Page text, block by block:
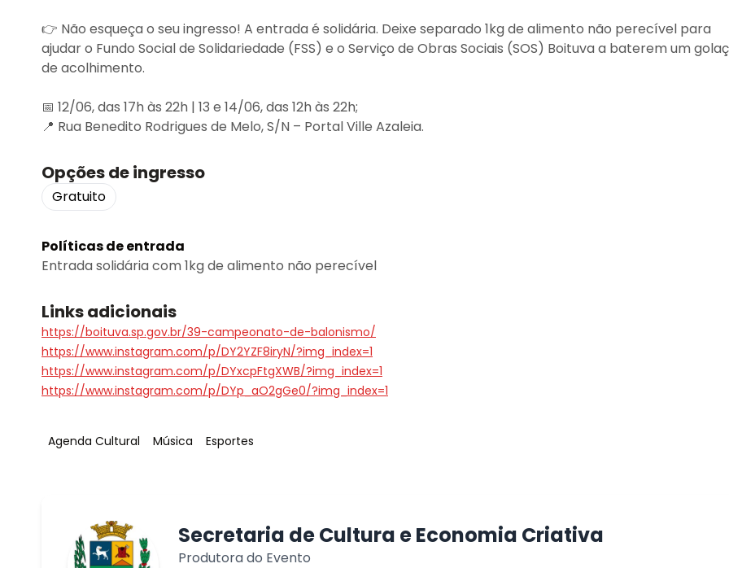
👉 Não esqueça o seu ingresso! A entrada é solidária. Deixe separado 1kg de alimento não perecível para
ajudar o Fundo Social de Solidariedade (FSS) e o Serviço de Obras Sociais (SOS) Boituva a baterem um
de acolhimento.
📅 12/06, das 17h às 22h | 13 e 14/06, das 12h às 22h;
📍 Rua Benedito Rodrigues de Melo, S/N – Portal Ville Azaleia.
Opções de ingresso
Gratuito
Políticas de entrada
Entrada solidária com 1kg de alimento não perecível
Links adicionais
https://boituva.sp.gov.br/39-campeonato-de-balonismo/
https://www.instagram.com/p/DY2YZF8iryN/?img_index=1
https://www.instagram.com/p/DYxcpFtgXWB/?img_index=1
https://www.instagram.com/p/DYp_aO2gGe0/?img_index=1
Tag:
Agenda Cultural Tag:
Música Tag:
Esportes
Secretaria de Cultura e Economia Criativa
Produtora do Evento